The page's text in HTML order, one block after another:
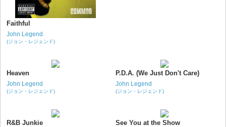
Faithful
John Legend
(ジョン・レジェンド)
Heaven
John Legend
(ジョン・レジェンド)
P.D.A. (We Just Don't Care)
John Legend
(ジョン・レジェンド)
R&B Junkie See You at the Show